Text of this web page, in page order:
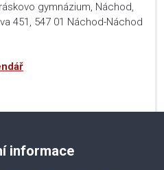
gymnázium, Náchod,
451, 547 01 Náchod-Náchod
informace